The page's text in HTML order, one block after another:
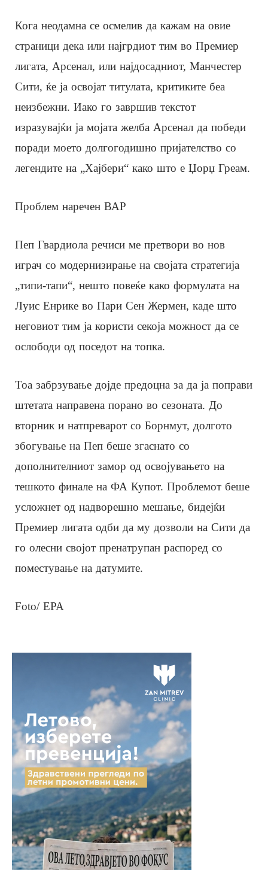
Кога неодамна се осмелив да кажам на овие
страници дека или најгрдиот тим во Премиер
лигата, Арсенал, или најдосадниот, Манчестер
Сити, ќе ја освојат титулата, критиките беа
неизбежни. Иако го завршив текстот
изразувајќи ја мојата желба Арсенал да победи
поради моето долгогодишно пријателство со
легендите на „Хајбери“ како што е Џорџ Греам.
Проблем наречен ВАР
Пеп Гвардиола речиси ме претвори во нов
играч со модернизирање на својата стратегија
„типи-тапи“, нешто повеќе како формулата на
Луис Енрике во Пари Сен Жермен, каде што
неговиот тим ја користи секоја можност да се
ослободи од поседот на топка.
Тоа забрзување дојде предоцна за да ја поправи
штетата направена порано во сезоната. До
вторник и натпреварот со Борнмут, долгото
збогување на Пеп беше згаснато со
дополнителниот замор од освојувањето на
тешкото финале на ФА Купот. Проблемот беше
усложнет од надворешно мешање, бидејќи
Премиер лигата одби да му дозволи на Сити да
го олесни својот пренатрупан распоред со
поместување на датумите.
Foto/ EPA